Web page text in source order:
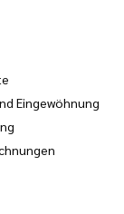
Eingewöhnung